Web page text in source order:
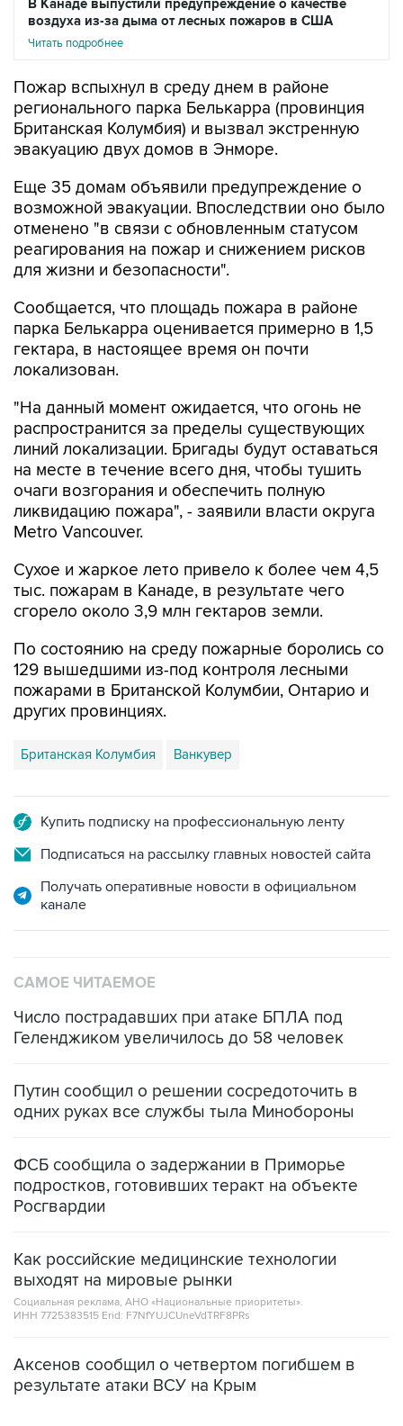
В Канаде выпустили предупреждение о качестве
воздуха из-за дыма от лесных пожаров в США
Читать подробнее
Пожар вспыхнул в среду днем в районе
регионального парка Белькарра (провинция
Британская Колумбия) и вызвал экстренную
эвакуацию двух домов в Энморе.
Еще 35 домам объявили предупреждение о
возможной эвакуации. Впоследствии оно было
отменено "в связи с обновленным статусом
реагирования на пожар и снижением рисков
для жизни и безопасности".
Сообщается, что площадь пожара в районе
парка Белькарра оценивается примерно в 1,5
гектара, в настоящее время он почти
локализован.
"На данный момент ожидается, что огонь не
распространится за пределы существующих
линий локализации. Бригады будут оставаться
на месте в течение всего дня, чтобы тушить
очаги возгорания и обеспечить полную
ликвидацию пожара", - заявили власти округа
Metro Vancouver.
Сухое и жаркое лето привело к более чем 4,5
тыс. пожарам в Канаде, в результате чего
сгорело около 3,9 млн гектаров земли.
По состоянию на среду пожарные боролись со
129 вышедшими из-под контроля лесными
пожарами в Британской Колумбии, Онтарио и
других провинциях.
Британская Колумбия Ванкувер
Купить подписку на профессиональную ленту
Подписаться на рассылку главных новостей сайта
Получать оперативные новости в официальном
канале
САМОЕ ЧИТАЕМОЕ
Число пострадавших при атаке БПЛА под
Геленджиком увеличилось до 58 человек
Путин сообщил о решении сосредоточить в
одних руках все службы тыла Минобороны
ФСБ сообщила о задержании в Приморье
подростков, готовивших теракт на объекте
Росгвардии
Как российские медицинские технологии
выходят на мировые рынки
Социальная реклама, АНО «Национальные приоритеты».
ИНН 7725383515 Erid: F7NfYUJCUneVdTRF8PRs
Аксенов сообщил о четвертом погибшем в
результате атаки ВСУ на Крым